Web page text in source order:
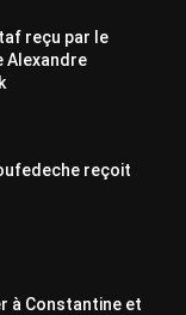
reçu par le
Alexandre
reçoit
à Constantine et